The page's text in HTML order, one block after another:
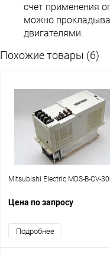
счет применения
можно
двигателями.
Похожие товары (6)
Mitsubishi Electric MDS-B-CV-
Цена по запросу
Подробнее